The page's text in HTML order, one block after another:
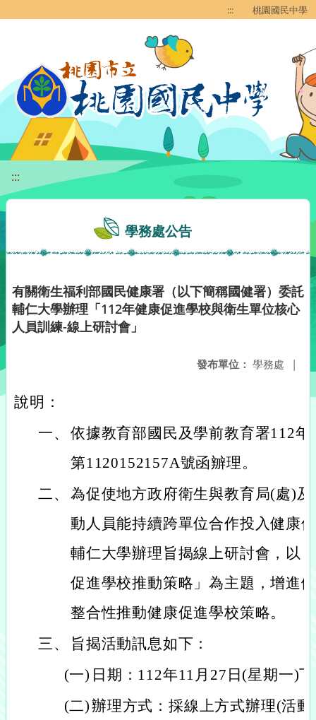
::: 桃園國民中學
:::
學務處公告
有關衛生福利部國民健康署（以下簡稱國健署）委託
輔仁大學辦理「112年健康促進學校與衛生單位核心
人員訓練-線上研討會」
發布單位： 學務處 |
說明：
一、 依據教育部國民及學前教育署112
第1120152157A號函辧理。
二、 為促使地方政府衛生與教育局(處)
動人員能持續跨單位合作投入健康
輔仁大學辦理旨揭線上研討會，以
促進學校推動策略」為主題，增進
整合性推動健康促進學校策略。
三、
旨揭活動訊息如下：
(一) 日期：112年11月27日(星期一)
(二)辦理方式：採線上方式辦理(活